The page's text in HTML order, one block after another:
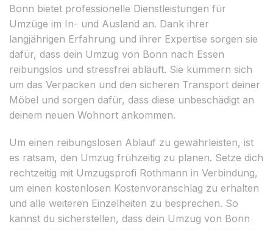
Bonn bietet professionelle Dienstleistungen für
Umzüge im In- und Ausland an. Dank ihrer
langjährigen Erfahrung und ihrer Expertise sorgen sie
dafür, dass dein Umzug von Bonn nach Essen
reibungslos und stressfrei abläuft. Sie kümmern sich
um das Verpacken und den sicheren Transport deiner
Möbel und sorgen dafür, dass diese unbeschädigt an
deinem neuen Wohnort ankommen.
Um einen reibungslosen Ablauf zu gewährleisten, ist
es ratsam, den Umzug frühzeitig zu planen. Setze dich
rechtzeitig mit Umzugsprofi Rothmann in Verbindung,
um einen kostenlosen Kostenvoranschlag zu erhalten
und alle weiteren Einzelheiten zu besprechen. So
kannst du sicherstellen, dass dein Umzug von Bonn